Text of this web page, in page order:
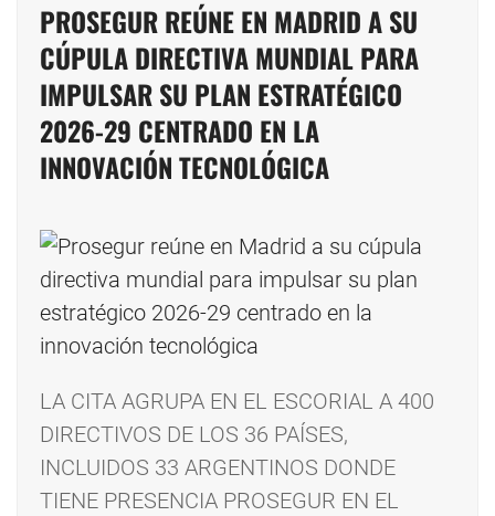
PROSEGUR REÚNE EN MADRID A SU
CÚPULA DIRECTIVA MUNDIAL PARA
IMPULSAR SU PLAN ESTRATÉGICO
2026-29 CENTRADO EN LA
INNOVACIÓN TECNOLÓGICA
LA CITA AGRUPA EN EL ESCORIAL A 400
DIRECTIVOS DE LOS 36 PAÍSES,
INCLUIDOS 33 ARGENTINOS DONDE
TIENE PRESENCIA PROSEGUR EN EL